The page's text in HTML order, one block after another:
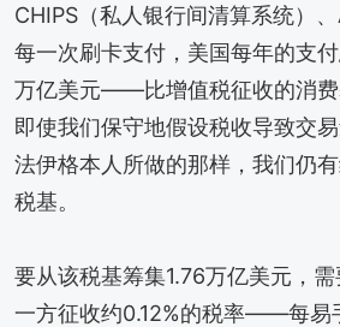
CHIPS（私人银行间清算系统）
每一次刷卡支付，美国每年的支
万亿美元——比增值税征收的消费
即使我们保守地假设税收导致交
法伊格本人所做的那样，我们仍
税基。
要从该税基筹集1.76万亿美元，
一方征收约0.12%的税率——每易